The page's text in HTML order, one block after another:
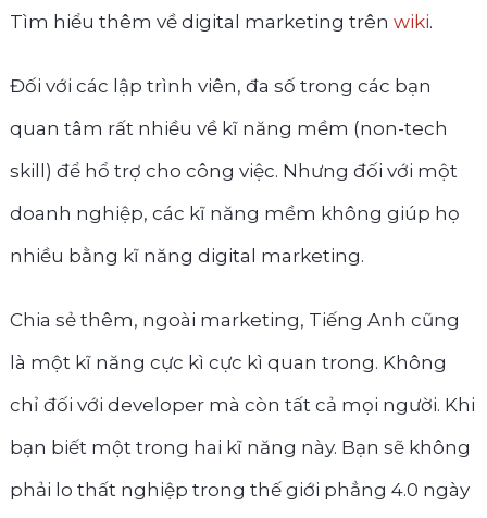
Tìm hiểu thêm về digital marketing trên wiki.
Đối với các lập trình viên, đa số trong các bạn
quan tâm rất nhiều về kĩ năng mềm (non-tech
skill) để hổ trợ cho công việc. Nhưng đối với một
doanh nghiệp, các kĩ năng mềm không giúp họ
nhiều bằng kĩ năng digital marketing.
Chia sẻ thêm, ngoài marketing, Tiếng Anh cũng
là một kĩ năng cực kì cực kì quan trong. Không
chỉ đối với developer mà còn tất cả mọi người. Khi
bạn biết một trong hai kĩ năng này. Bạn sẽ không
phải lo thất nghiệp trong thế giới phẳng 4.0 ngày